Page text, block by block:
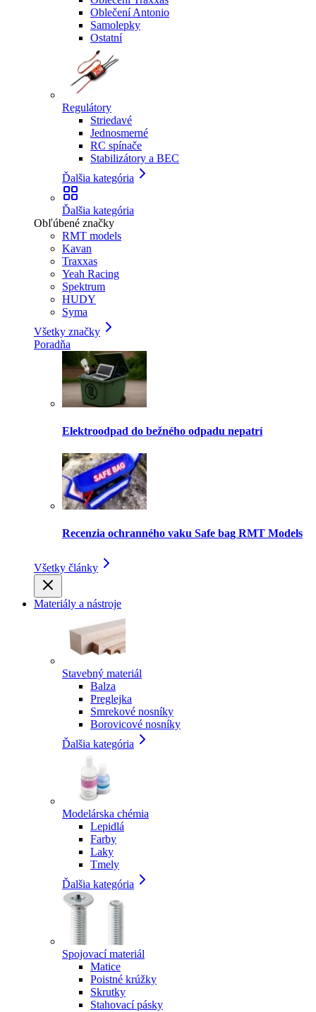
Oblečení Antonio
Samolepky
Ostatní
Regulátory
Striedavé
Jednosmerné
RC spínače
Stabilizátory a BEC
Ďalšia kategória
Ďalšia kategória
Obľúbené značky
RMT models
Kavan
Traxxas
Yeah Racing
Spektrum
HUDY
Syma
Všetky značky
Poradňa
Elektroodpad do bežného odpadu nepatrí
Recenzia ochranného vaku Safe bag RMT Models
Všetky články
Materiály a nástroje
Stavebný materiál
Balza
Preglejka
Smrekové nosníky
Borovicové nosníky
Ďalšia kategória
Modelárska chémia
Lepidlá
Farby
Laky
Tmely
Ďalšia kategória
Spojovací materiál
Matice
Poistné krúžky
Skrutky
Stahovací pásky